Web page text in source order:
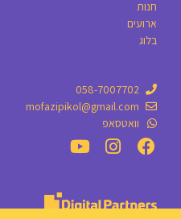
חנות
ארועים
בלוג
058-7007702
mofazipikol@gmail.com
וואטסאפ